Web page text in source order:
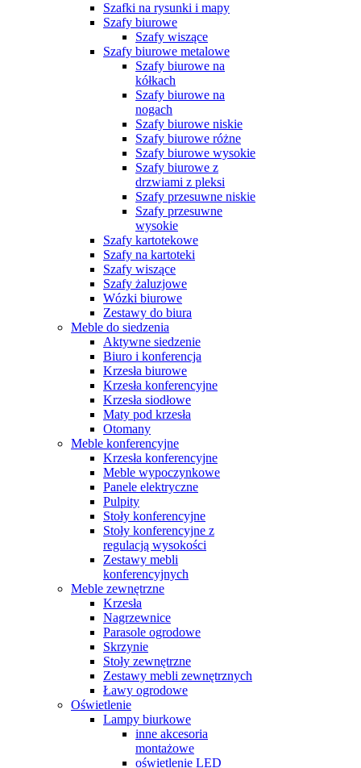
Szafki na rysunki i mapy
Szafy biurowe
Szafy wiszące
Szafy biurowe metalowe
Szafy biurowe na
kółkach
Szafy biurowe na
nogach
Szafy biurowe niskie
Szafy biurowe różne
Szafy biurowe wysokie
Szafy biurowe z
drzwiami z pleksi
Szafy przesuwne niskie
Szafy przesuwne
wysokie
Szafy kartotekowe
Szafy na kartoteki
Szafy wiszące
Szafy żaluzjowe
Wózki biurowe
Zestawy do biura
Meble do siedzenia
Aktywne siedzenie
Biuro i konferencja
Krzesła biurowe
Krzesła konferencyjne
Krzesła siodłowe
Maty pod krzesła
Otomany
Meble konferencyjne
Krzesła konferencyjne
Meble wypoczynkowe
Panele elektryczne
Pulpity
Stoły konferencyjne
Stoły konferencyjne z
regulacją wysokości
Zestawy mebli
konferencyjnych
Meble zewnętrzne
Krzesła
Nagrzewnice
Parasole ogrodowe
Skrzynie
Stoły zewnętrzne
Zestawy mebli zewnętrznych
Ławy ogrodowe
Oświetlenie
Lampy biurkowe
inne akcesoria
montażowe
oświetlenie LED